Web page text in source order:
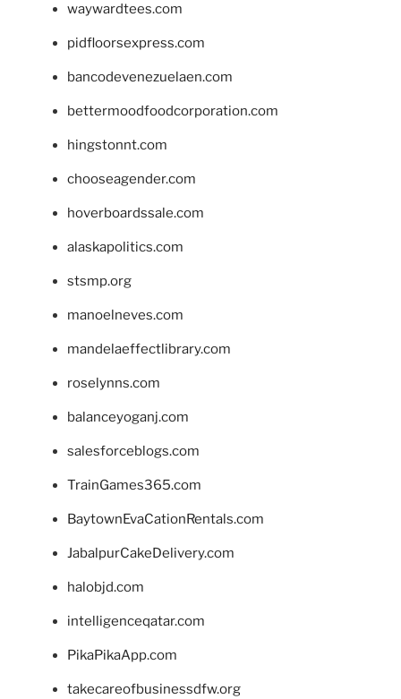
waywardtees.com
pidfloorsexpress.com
bancodevenezuelaen.com
bettermoodfoodcorporation.com
hingstonnt.com
chooseagender.com
hoverboardssale.com
alaskapolitics.com
stsmp.org
manoelneves.com
mandelaeffectlibrary.com
roselynns.com
balanceyoganj.com
salesforceblogs.com
TrainGames365.com
BaytownEvaCationRentals.com
JabalpurCakeDelivery.com
halobjd.com
intelligenceqatar.com
PikaPikaApp.com
takecareofbusinessdfw.org